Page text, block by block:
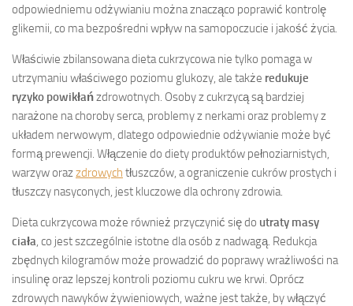
odpowiedniemu odżywianiu można znacząco poprawić kontrolę
glikemii, co ma bezpośredni wpływ na samopoczucie i jakość życia.
Właściwie zbilansowana dieta cukrzycowa nie tylko pomaga w
utrzymaniu właściwego poziomu glukozy, ale także redukuje
ryzyko powikłańzdrowotnych. Osoby z cukrzycą są bardziej
narażone na choroby serca, problemy z nerkami oraz problemy z
układem nerwowym, dlatego odpowiednie odżywianie może być
formą prewencji. Włączenie do diety produktów pełnoziarnistych,
warzyw orazzdrowych tłuszczów, a ograniczenie cukrów prostych i
tłuszczy nasyconych, jest kluczowe dla ochrony zdrowia.
Dieta cukrzycowa może również przyczynić się do utraty masy
ciała, co jest szczególnie istotne dla osób z nadwagą. Redukcja
zbędnych kilogramów może prowadzić do poprawy wrażliwości na
insulinę oraz lepszej kontroli poziomu cukru we krwi. Oprócz
zdrowych nawyków żywieniowych, ważne jest także, by włączyć